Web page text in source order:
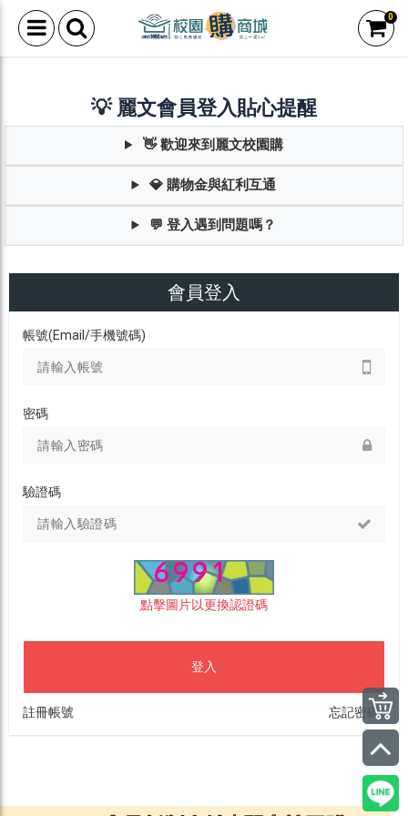
0
💡 麗文會員登入貼心提醒
👋 歡迎來到麗文校園購
💎 購物金與紅利互通
💬 登入遇到問題嗎？
會員登入
帳號(Email/手機號碼)
密碼
驗證碼
點擊圖片以更換認證碼
登入
註冊帳號 忘記密碼?